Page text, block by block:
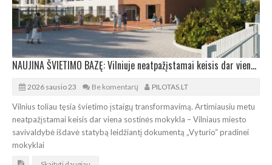
NAUJINA ŠVIETIMO BAZĘ: Vilniuje neatpažįstamai keisis dar viena mokykla
2026 sausio 23 Be komentarų PILOTAS.LT
Vilnius toliau tęsia švietimo įstaigų transformavimą. Artimiausiu metu
neatpažįstamai keisis dar viena sostinės mokykla – Vilniaus miesto
savivaldybė išdavė statybą leidžiantį dokumentą „Vyturio“ pradinei
mokyklai